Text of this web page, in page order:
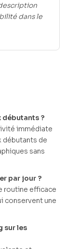
dans le
débutants ?
immédiate
débutants de
sans
par jour ?
routine efficace
conservent une
sur les